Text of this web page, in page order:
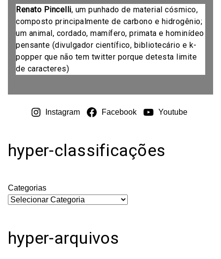
Renato Pincelli, um punhado de material cósmico,
composto principalmente de carbono e hidrogênio;
um animal, cordado, mamífero, primata e hominídeo
pensante (divulgador científico, bibliotecário e k-
popper que não tem twitter porque detesta limite
de caracteres)
Instagram Facebook Youtube
hyper-classificações
Categorias
hyper-arquivos